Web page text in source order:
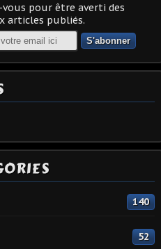
vous pour être averti des
articles publiés.
140
52